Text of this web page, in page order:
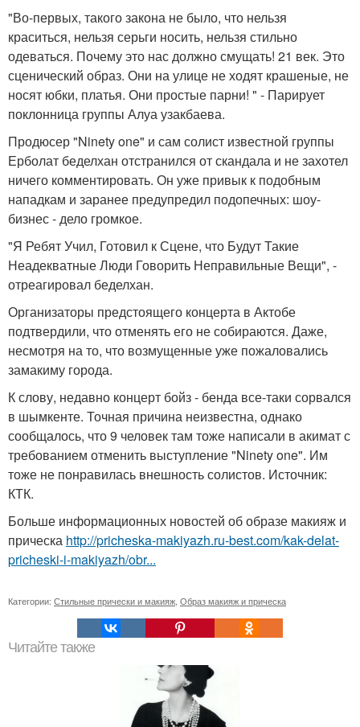
"Во-первых, такого закона не было, что нельзя
краситься, нельзя серьги носить, нельзя стильно
одеваться. Почему это нас должно смущать! 21 век. Это
сценический образ. Они на улице не ходят крашеные, не
носят юбки, платья. Они простые парни! " - Парирует
поклонница группы Алуа узакбаева.
Продюсер "Ninety one" и сам солист известной группы
Ерболат беделхан отстранился от скандала и не захотел
ничего комментировать. Он уже привык к подобным
нападкам и заранее предупредил подопечных: шоу-
бизнес - дело громкое.
"Я Ребят Учил, Готовил к Сцене, что Будут Такие
Неадекватные Люди Говорить Неправильные Вещи", -
отреагировал беделхан.
Организаторы предстоящего концерта в Актобе
подтвердили, что отменять его не собираются. Даже,
несмотря на то, что возмущенные уже пожаловались
замакиму города.
К слову, недавно концерт бойз - бенда все-таки сорвался
в шымкенте. Точная причина неизвестна, однако
сообщалось, что 9 человек там тоже написали в акимат с
требованием отменить выступление "Ninety one". Им
тоже не понравилась внешность солистов. Источник:
КТК.
Больше информационных новостей об образе макияж и
прическа http://pricheska-makiyazh.ru-best.com/kak-delat-
pricheski-i-makiyazh/obr...
Категории: Стильные прически и макияж Образ макияж и прическа
Читайте также